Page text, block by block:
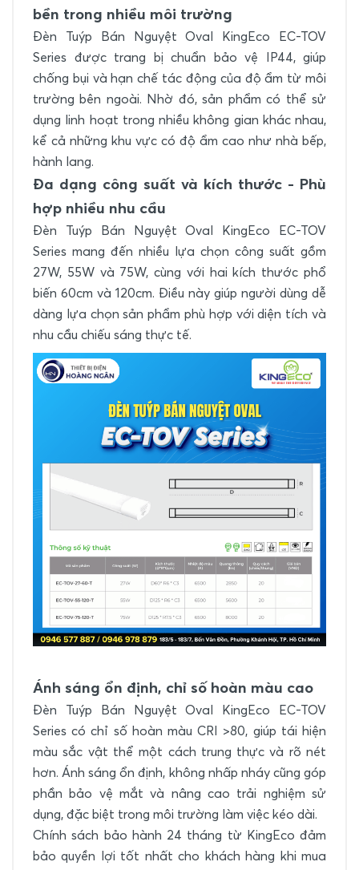
bền trong nhiều môi trường
Đèn Tuýp Bán Nguyệt Oval KingEco EC-TOV
Series được trang bị chuẩn bảo vệ IP44, giúp
chống bụi và hạn chế tác động của độ ẩm từ môi
trường bên ngoài. Nhờ đó, sản phẩm có thể sử
dụng linh hoạt trong nhiều không gian khác nhau,
kể cả những khu vực có độ ẩm cao như nhà bếp,
hành lang.
Đa dạng công suất và kích thước - Phù
hợp nhiều nhu cầu
Đèn Tuýp Bán Nguyệt Oval KingEco EC-TOV
Series mang đến nhiều lựa chọn công suất gồm
27W, 55W và 75W, cùng với hai kích thước phổ
biến 60cm và 120cm. Điều này giúp người dùng dễ
dàng lựa chọn sản phẩm phù hợp với diện tích và
nhu cầu chiếu sáng thực tế.
Ánh sáng ổn định, chỉ số hoàn màu cao
Đèn Tuýp Bán Nguyệt Oval KingEco EC-TOV
Series có chỉ số hoàn màu CRI >80, giúp tái hiện
màu sắc vật thể một cách trung thực và rõ nét
hơn. Ánh sáng ổn định, không nhấp nháy cũng góp
phần bảo vệ mắt và nâng cao trải nghiệm sử
dụng, đặc biệt trong môi trường làm việc kéo dài.
Chính sách bảo hành 24 tháng từ KingEco đảm
bảo quyền lợi tốt nhất cho khách hàng khi mua